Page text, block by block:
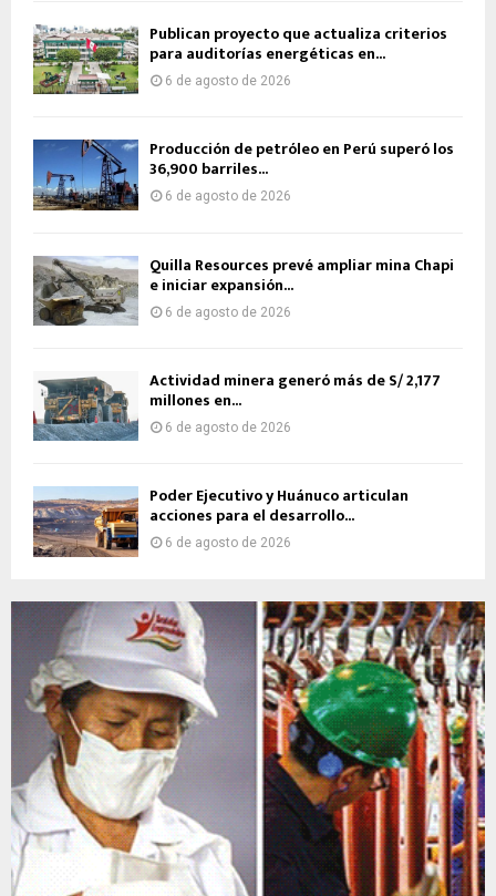
Publican proyecto que actualiza criterios
para auditorías energéticas en...
6 de agosto de 2026
Producción de petróleo en Perú superó los
36,900 barriles...
6 de agosto de 2026
Quilla Resources prevé ampliar mina Chapi
e iniciar expansión...
6 de agosto de 2026
Actividad minera generó más de S/ 2,177
millones en...
6 de agosto de 2026
Poder Ejecutivo y Huánuco articulan
acciones para el desarrollo...
6 de agosto de 2026